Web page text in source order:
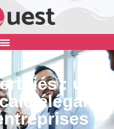
: une
élégante